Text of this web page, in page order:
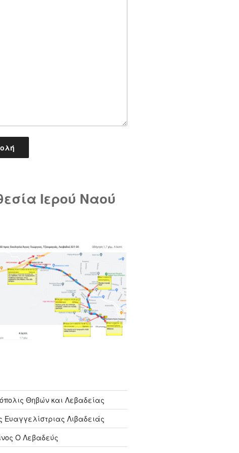
Ιερού Ναού
Θηβών και Λεβαδείας
Ευαγγελίστριας Λιβαδειάς
Ο Λεβαδεύς